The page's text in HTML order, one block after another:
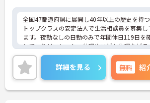
全国47都道府県に展開し40年以上の歴史を持
トップクラスの安定法人で生活相談員を募集し
ます。夜勤なしの日勤のみで年間休日119日を
しておりリフレッシュ休暇やこども休暇などラ
ステージに合わせた働き方が可能です。処遇改
当の全額還元や実績最大185万円の賞与に加え
者1万円などの手厚い扶養手当をご用意してい
独自の福利厚生制度によるお祝い金や宿泊費補
どスタッフの生活を支える制度も充実していま
詳細を見る 無料 紹